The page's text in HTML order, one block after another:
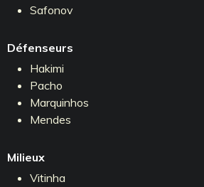
Safonov
Défenseurs
Hakimi
Pacho
Marquinhos
Mendes
Milieux
Vitinha